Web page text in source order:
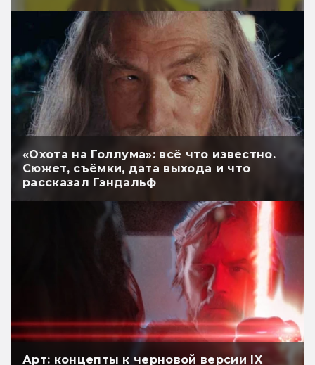
«Охота на Голлума»: всё что известно.
Сюжет, съёмки, дата выхода и что
рассказал Гэндальф
Арт: концепты к черновой версии IX